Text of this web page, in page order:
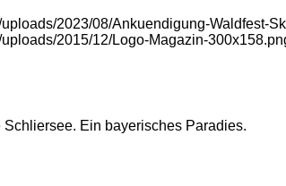
2023/08/Ankuendigung-Waldfest-
2015/12/Logo-Magazin-
Ein bayerisches Paradies.